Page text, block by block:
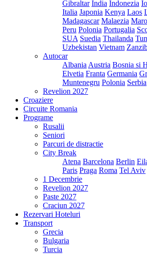
Gibraltar India Indonezia
Italia Japonia Kenya Laos
Madagascar Malaezia
Peru Polonia Portugalia
SUA Suedia Thailanda
Uzbekistan Vietnam
Autocar
Albania Austria Bosnia si
Elvetia Franta Germania
Muntenegru Polonia Serbia
Revelion 2027
Croaziere
Circuite Romania
Programe
Rusalii
Seniori
Parcuri de distractie
City Break
Atena Barcelona Berlin
Paris Praga Roma Tel Aviv
1 Decembrie
Revelion 2027
Paste 2027
Craciun 2027
Rezervari Hoteluri
Transport
Grecia
Bulgaria
Turcia